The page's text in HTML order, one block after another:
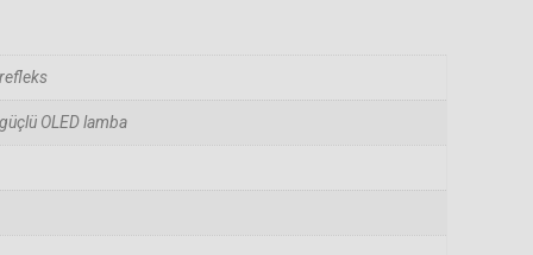
OLED lamba